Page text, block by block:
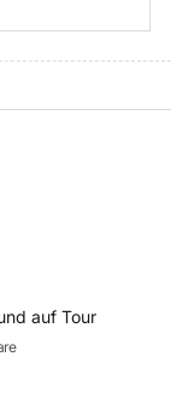
auf Tour